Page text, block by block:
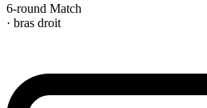
6-round Match
· bras droit